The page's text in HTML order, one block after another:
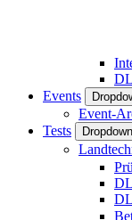
Events
Event-
Tests